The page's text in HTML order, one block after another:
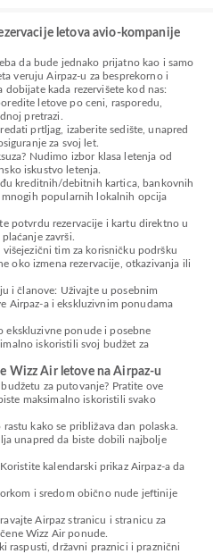
letova avio-kompanije
da bude jednako prijatno kao i samo
veruju Airpaz-u za besprekorno i
kada rezervišete kod nas:
letove po ceni, rasporedu,
pretrazi.
prtljag, izaberite sedište, unapred
za svoj let.
Nudimo izbor klasa letenja od
iskustvo letenja.
kreditnih/debitnih kartica, bankovnih
mnogih popularnih lokalnih opcija
potvrdu rezervacije i kartu direktno u
završi.
tim za korisničku podršku
oko izmena rezervacije, otkazivanja ili
i članove: Uživajte u posebnim
Airpaz-a i ekskluzivnim ponudama
ekskluzivne ponude i posebne
iskoristili svoj budžet za
Wizz Air letove na Airpaz-u
za putovanje? Pratite ove
maksimalno iskoristili svako
kako se približava dan polaska.
unapred da biste dobili najbolje
kalendarski prikaz Airpaz-a da
i sredom obično nude jeftinije
Airpaz stranicu i stranicu za
Wizz Air ponude.
raspusti, državni praznici i praznični